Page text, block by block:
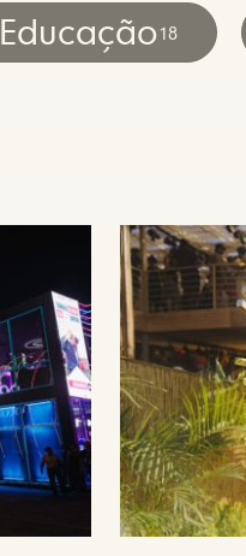
Educação18